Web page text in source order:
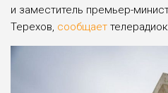
и заместитель премьер-
Терехов, сообщает